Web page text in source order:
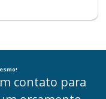
contato para